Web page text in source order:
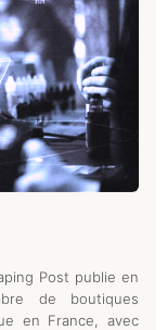
Post publie en
de boutiques
en France, avec